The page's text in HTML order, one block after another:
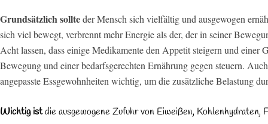
Grundsätzlich sollteder Mensch sich vielfältig und ausgewogen
sich viel bewegt, verbrennt mehr Energie als der, der in seiner
Acht lassen, dass einige Medikamente den Appetit steigern und einer
Bewegung und einer bedarfsgerechten Ernährung gegen steuern.
angepasste Essgewohnheiten wichtig, um die zusätzliche Belastung
Wichtig istdie ausgewogene Zufuhr von Eiweißen,